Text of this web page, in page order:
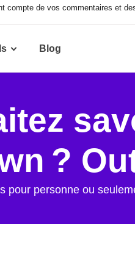
de vos commentaires et
Blog
?
pour personne ou